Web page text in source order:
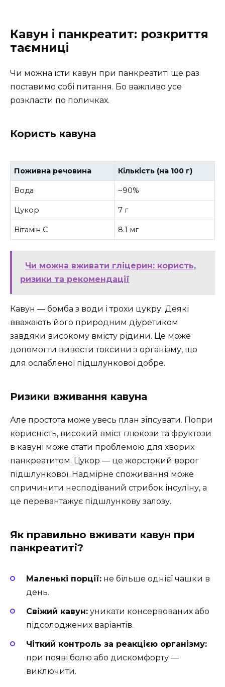
Кавун і панкреатит: розкриття
таємниці
Чи можна їсти кавун при панкреатиті ще раз
поставимо собі питання. Бо важливо усе
розкласти по поличках.
Користь кавуна
Поживна речовина Кількість (на 100 г)
Вода ~90%
Цукор 7 г
Вітамін C 8.1 мг
Чи можна вживати гліцерин: користь,
ризики та рекомендації
Кавун — бомба з води і трохи цукру. Деякі
вважають його природним діуретиком
завдяки високому вмісту рідини. Це може
допомогти вивести токсини з організму, що
для ослабленої підшлункової добре.
Ризики вживання кавуна
Але простота може увесь план зіпсувати. Попри
корисність, високий вміст глюкози та фруктози
в кавуні може стати проблемою для хворих
панкреатитом. Цукор — це жорстокий ворог
підшлункової. Надмірне споживання може
спричинити несподіваний стрибок інсуліну, а
це перевантажує підшлункову залозу.
Як правильно вживати кавун при
панкреатиті?
Маленькі порції: не більше однієї чашки в
день.
Свіжий кавун: уникати консервованих або
підсолоджених варіантів.
Чіткий контроль за реакцією організму:
при появі болю або дискомфорту —
виключити.